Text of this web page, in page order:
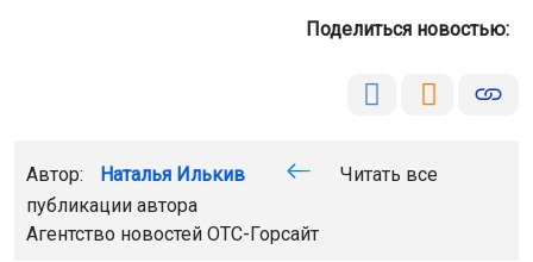
Поделиться новостью:
Автор: Наталья Илькив
Читать все
публикации автора
Агентство новостей ОТС-Горсайт